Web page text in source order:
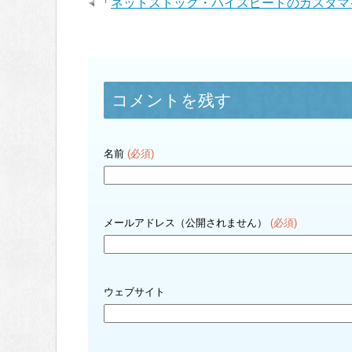
「 ネットストック・ハイスピードのカスタ
コメントを残す
名前 (必須)
メールアドレス（公開されません） (必須)
ウェブサイト